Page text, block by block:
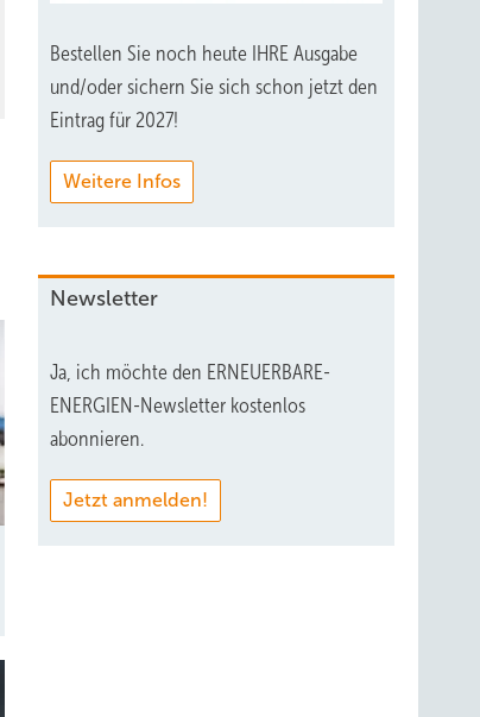
Bestellen Sie noch heute IHRE Ausgabe
und/oder sichern Sie sich schon jetzt den
Eintrag für 2027!
Weitere Infos
Newsletter
Ja, ich möchte den ERNEUERBARE-
ENERGIEN-Newsletter kostenlos
abonnieren.
Jetzt anmelden!